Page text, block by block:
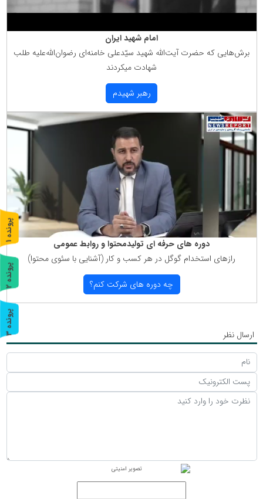
امام شهید ایران
برش‌هایی كه حضرت آیت‌الله شهید سیّدعلی خامنه‌ای رضوان‌الله‌علیه طلب
شهادت میكردند
رهبر شهیدم
دوره های حرفه ای تولیدمحتوا و روابط عمومی
رازهای استخدام گوگل در هر كسب و كار (آشنایی با سئوی محتوا)
چه دوره های شركت كنم؟
ارسال نظر
پ
ر
و
ن
د
ه
1
پ
ر
و
ن
د
ه
2
پ
ر
و
ن
د
ه
3